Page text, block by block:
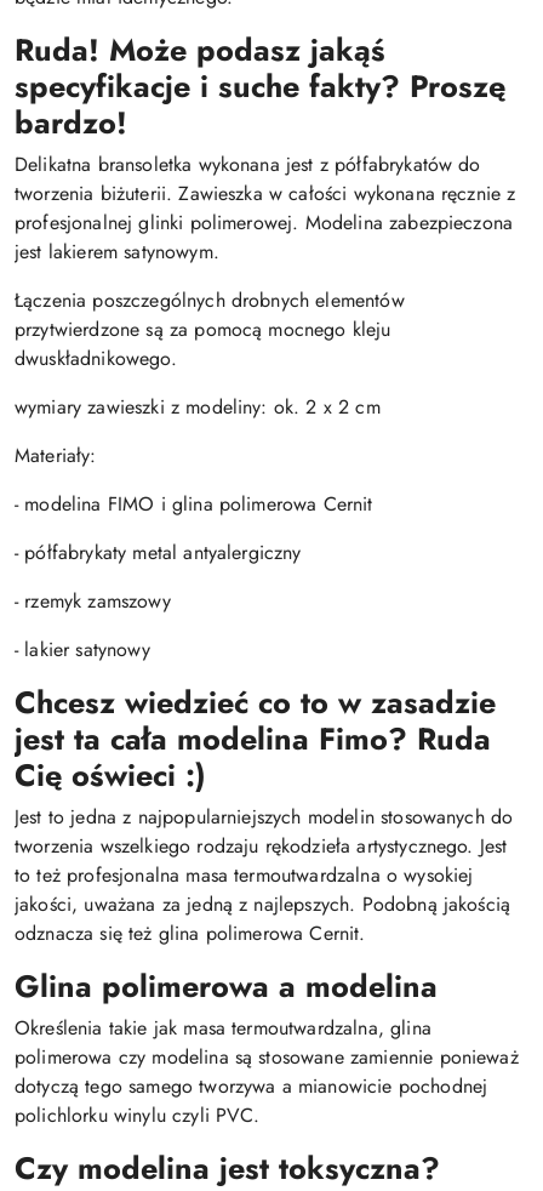
Ruda! Może podasz jakąś
specyfikacje i suche fakty? Proszę
bardzo!
Delikatna bransoletka wykonana jest z półfabrykatów do
tworzenia biżuterii. Zawieszka w całości wykonana ręcznie z
profesjonalnej glinki polimerowej. Modelina zabezpieczona
jest lakierem satynowym.
Łączenia poszczególnych drobnych elementów
przytwierdzone są za pomocą mocnego kleju
dwuskładnikowego.
wymiary zawieszki z modeliny: ok. 2 x 2 cm
Materiały:
- modelina FIMO i glina polimerowa Cernit
- półfabrykaty metal antyalergiczny
- rzemyk zamszowy
- lakier satynowy
Chcesz wiedzieć co to w zasadzie
jest ta cała modelina Fimo? Ruda
Cię oświeci :)
Jest to jedna z najpopularniejszych modelin stosowanych do
tworzenia wszelkiego rodzaju rękodzieła artystycznego. Jest
to też profesjonalna masa termoutwardzalna o wysokiej
jakości, uważana za jedną z najlepszych. Podobną jakością
odznacza się też glina polimerowa Cernit.
Glina polimerowa a modelina
Określenia takie jak masa termoutwardzalna, glina
polimerowa czy modelina są stosowane zamiennie ponieważ
dotyczą tego samego tworzywa a mianowicie pochodnej
polichlorku winylu czyli PVC.
Czy modelina jest toksyczna?